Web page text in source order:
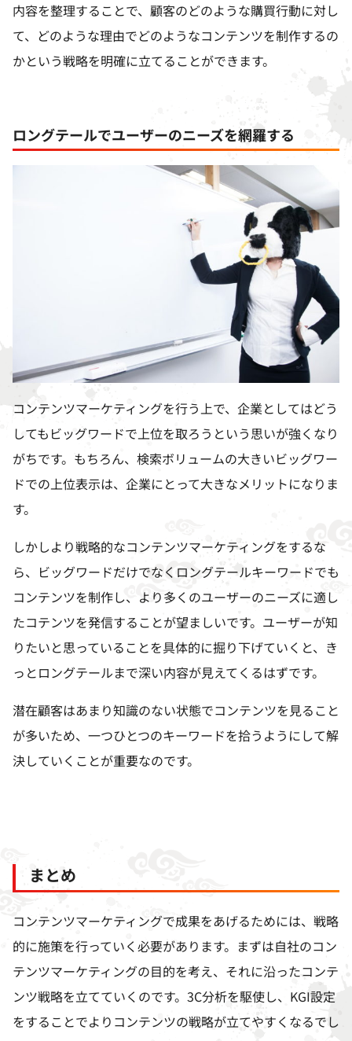
内容を整理することで、顧客のどのような購買行動に対し
て、どのような理由でどのようなコンテンツを制作するの
かという戦略を明確に立てることができます。
ロングテールでユーザーのニーズを網羅する
コンテンツマーケティングを行う上で、企業としてはどう
してもビッグワードで上位を取ろうという思いが強くなり
がちです。もちろん、検索ボリュームの大きいビッグワー
ドでの上位表示は、企業にとって大きなメリットになりま
す。
しかしより戦略的なコンテンツマーケティングをするな
ら、ビッグワードだけでなくロングテールキーワードでも
コンテンツを制作し、より多くのユーザーのニーズに適し
たコテンツを発信することが望ましいです。ユーザーが知
りたいと思っていることを具体的に掘り下げていくと、き
っとロングテールまで深い内容が見えてくるはずです。
潜在顧客はあまり知識のない状態でコンテンツを見ること
が多いため、一つひとつのキーワードを拾うようにして解
決していくことが重要なのです。
まとめ
コンテンツマーケティングで成果をあげるためには、戦略
的に施策を行っていく必要があります。まずは自社のコン
テンツマーケティングの目的を考え、それに沿ったコンテ
ンツ戦略を立てていくのです。 3C分析を駆使し、 KGI設定
をすることでよりコンテンツの戦略が立てやすくなるでし